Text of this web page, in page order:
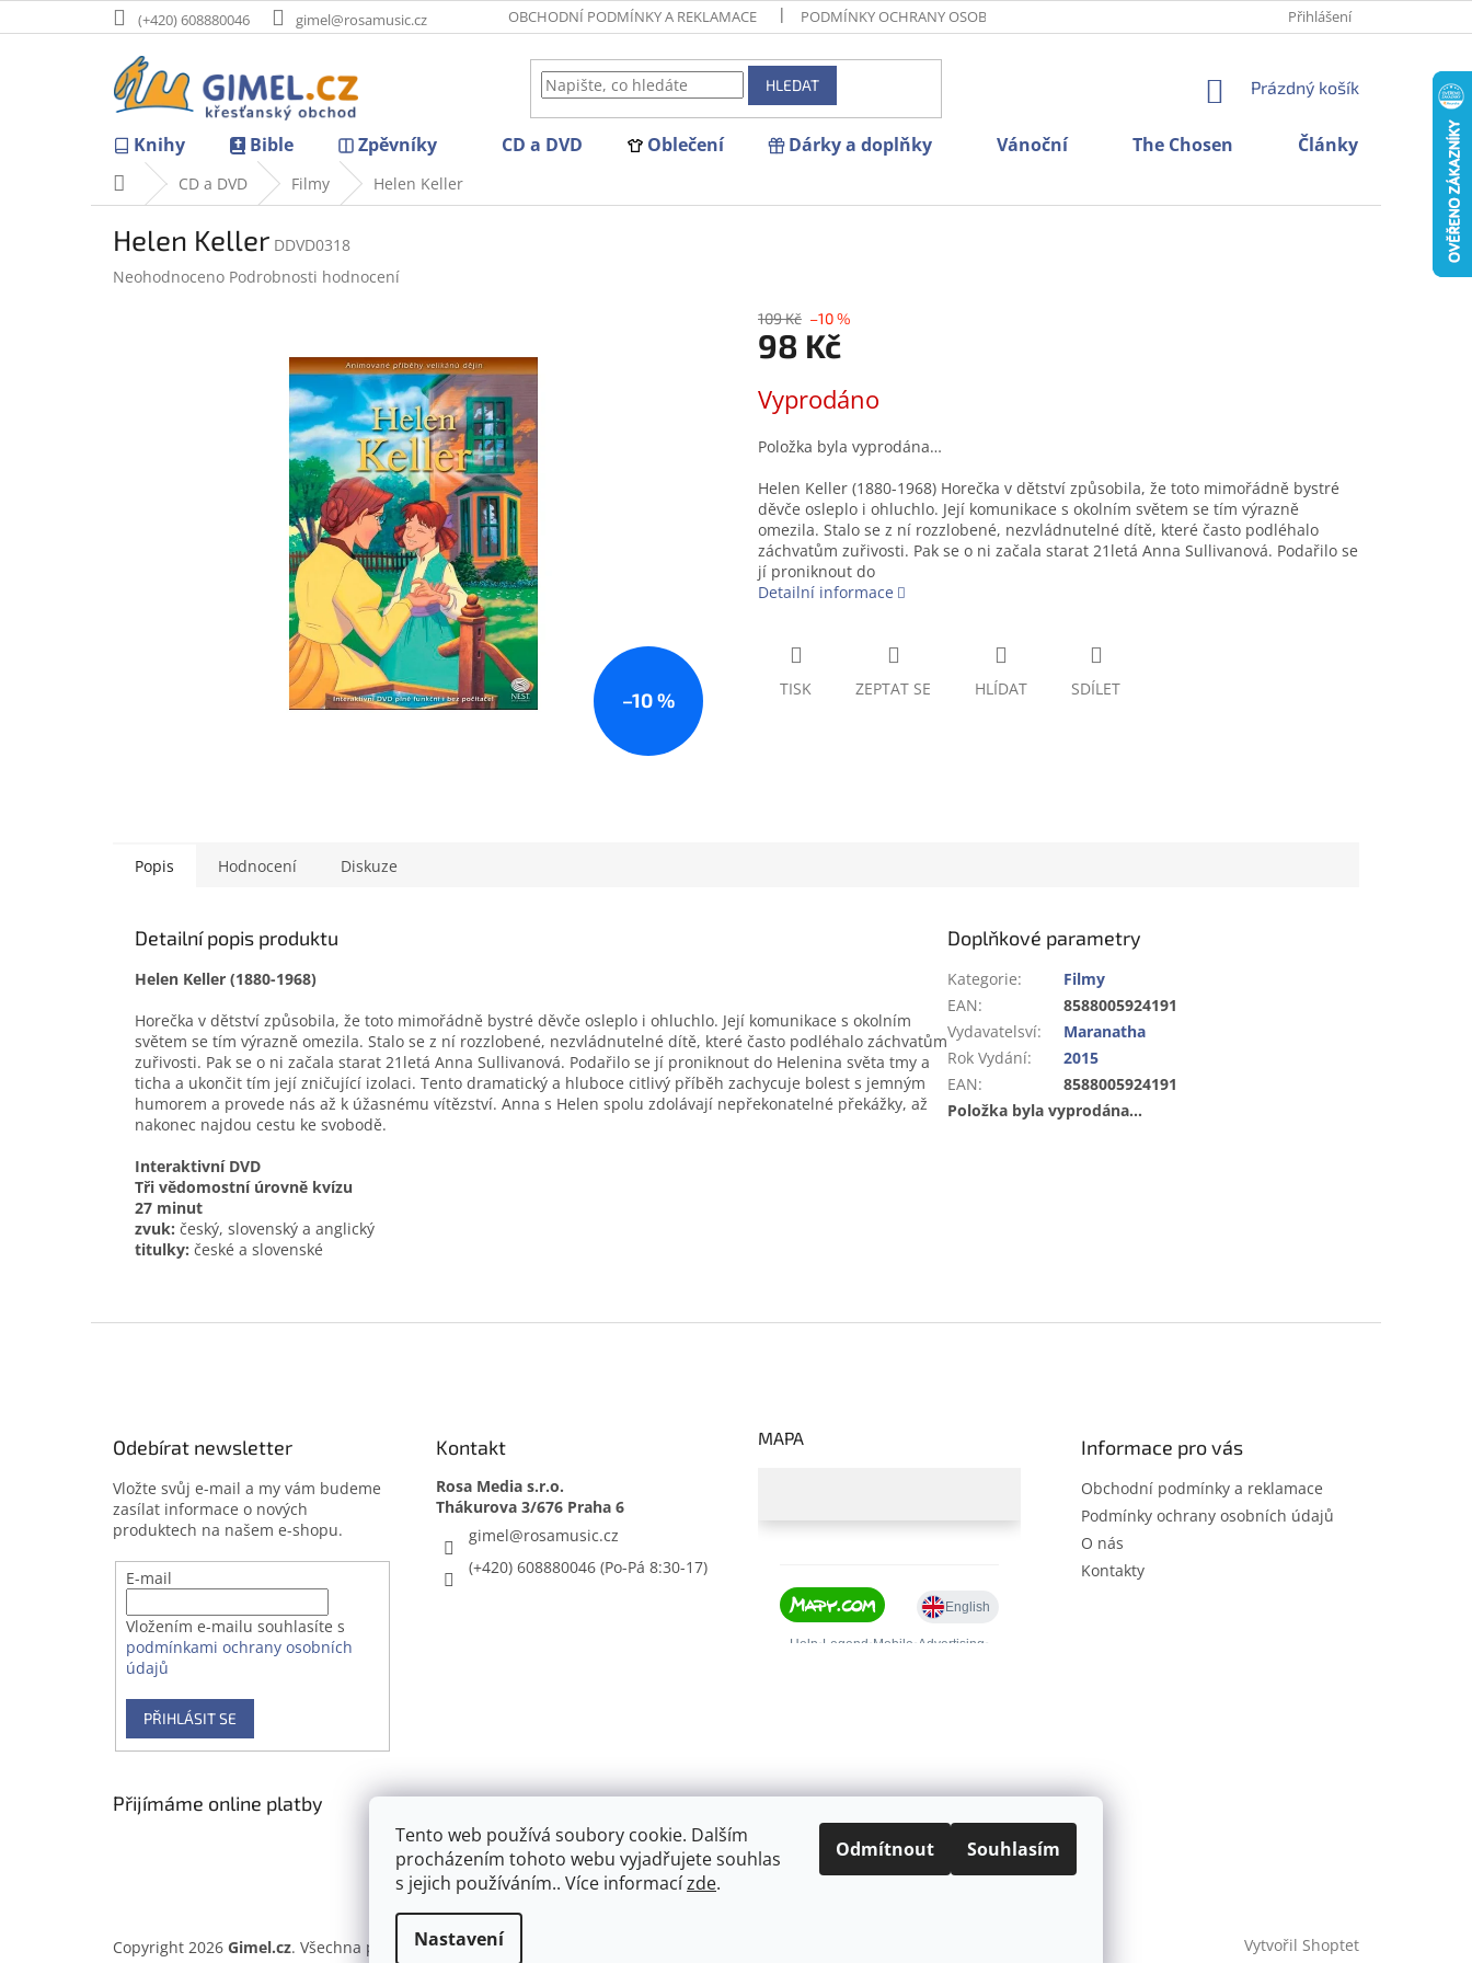
Tento web používá soubory cookie. Dalším
procházením tohoto webu vyjadřujete souhlas
s jejich používáním.. Více informacízde.
Nastavení
Odmítnout Souhlasím
na
(+420) 608880046 gimel@rosamusic.cz OBCHODNÍ PODMÍNKY A REKLAMACE PODMÍNKY OCHRANY OSOBNÍCH ÚDAJŮ Přihlášení
HLEDAT
NÁKUPNÍ
Prázdný košík
Knihy Bible Zpěvníky CD a DVD Oblečení Dárky a doplňky Vánoční The Chosen Články
Domů CD a DVD Filmy Helen Keller
Helen Keller DDVD0318
Průměrné
Neohodnoceno Podrobnosti hodnocení
–10 %
109 Kč –10 %
98 Kč
cena:
Vyprodáno
Položka byla vyprodána…
Helen Keller (1880-1968) Horečka v dětství způsobila, že toto mimořádně bystré
děvče osleplo i ohluchlo. Její komunikace s okolním světem se tím výrazně
omezila. Stalo se z ní rozzlobené, nezvládnutelné dítě, které často podléhalo
záchvatům zuřivosti. Pak se o ni začala starat 21letá Anna Sullivanová. Podařilo se
jí proniknout do
Detailní informace
TISK ZEPTAT SE HLÍDAT SDÍLET
Popis Hodnocení Diskuze
Detailní popis produktu
Helen Keller (1880-1968)
Horečka v dětství způsobila, že toto mimořádně bystré děvče osleplo i ohluchlo. Její komunikace s okolním
světem se tím výrazně omezila. Stalo se z ní rozzlobené, nezvládnutelné dítě, které často podléhalo záchvatům
zuřivosti. Pak se o ni začala starat 21letá Anna Sullivanová. Podařilo se jí proniknout do Helenina světa tmy a
ticha a ukončit tím její zničující izolaci. Tento dramatický a hluboce citlivý příběh zachycuje bolest s jemným
humorem a provede nás až k úžasnému vítězství. Anna s Helen spolu zdolávají nepřekonatelné překážky, až
nakonec najdou cestu ke svobodě.
Interaktivní DVD
Tři vědomostní úrovně kvízu
27 minut
zvuk: český, slovenský a anglický
titulky: české a slovenské
Doplňkové parametry
Kategorie:
Filmy
EAN:
8588005924191
Vydavatelsví:
Maranatha
Rok Vydání:
2015
EAN:
8588005924191
Položka byla vyprodána…
Odebírat newsletter
Vložte svůj e-mail a my vám budeme
zasílat informace o nových
produktech na našem e-shopu.
E-mail
Vložením e-mailu souhlasíte s
podmínkami ochrany osobních
údajů
PŘIHLÁSIT SE
Kontakt
Rosa Media s.r.o.
gimel@rosamusic.cz
(+420) 608880046
MAPA Informace pro vás
Obchodní podmínky a reklamace
Podmínky ochrany osobních údajů
O nás
Kontakty
Přijímáme online platby
Vytvořil Shoptet
Copyright 2026 Gimel.cz. Všechna práva vyhrazena.Upravit nastavení cookies